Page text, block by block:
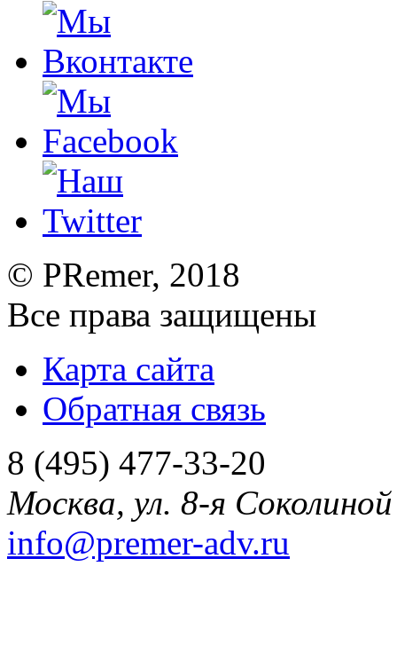
© PRemer, 2018
Все права защищены
Карта сайта
Обратная связь
8 (495) 477-33-20
Москва, ул. 8-я
info@premer-adv.ru